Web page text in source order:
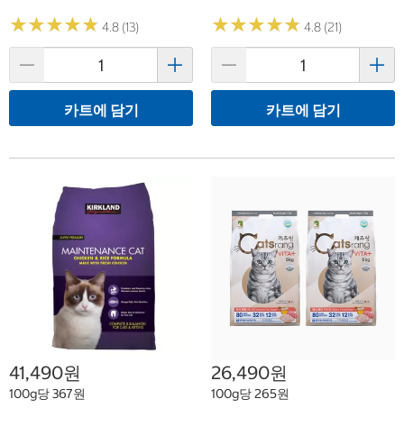
★★★★★
★★★★★ 4.8 (13)
카트에 담기
★★★★★
★★★★★ 4.8 (21)
카트에 담기
41,490원
100g당 367원
26,490원
100g당 265원